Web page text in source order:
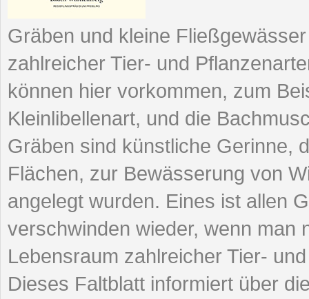
Gräben und kleine
zahlreicher Tier- und
können hier vorkommen, zum
Kleinlibellenart, und die
Gräben sind künstliche Gerinne,
Flächen, zur Bewässerung von
angelegt wurden. Eines ist allen
verschwinden wieder, wenn man
Lebensraum zahlreicher Tier-
Dieses Faltblatt informiert über